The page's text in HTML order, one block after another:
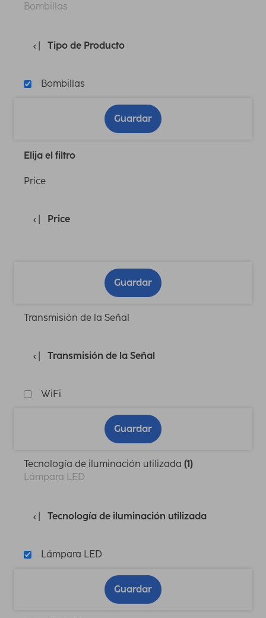
Bombillas
Tipo de Producto
Bombillas
Guardar
Elija el filtro
Price
Price
Guardar
Transmisión de la Señal
Transmisión de la Señal
WiFi
Guardar
Tecnología de iluminación utilizada (1)
Lámpara LED
Tecnología de iluminación utilizada
Lámpara LED
Guardar